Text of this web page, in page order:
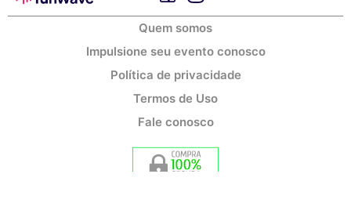
Quem somos
Impulsione seu evento conosco
Política de privacidade
Termos de Uso
Fale conosco